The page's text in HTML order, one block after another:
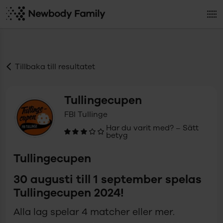
Tillbaka till resultatet
Tullingecupen
FBI Tullinge
Har du varit med? – Sätt
betyg
Tullingecupen
30 augusti till 1 september spelas
Tullingecupen 2024!
Alla lag spelar 4 matcher eller mer.